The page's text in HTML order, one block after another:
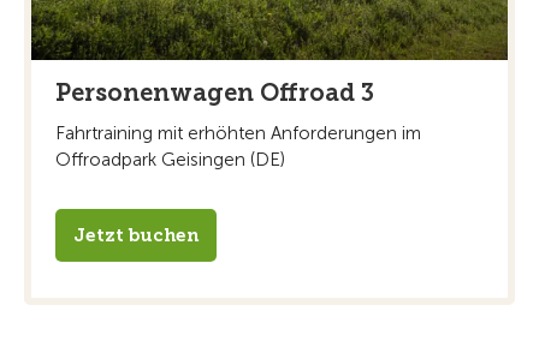
Personenwagen Offroad 3
Fahrtraining mit erhöhten Anforderungen im
Offroadpark Geisingen (DE)
Jetzt buchen